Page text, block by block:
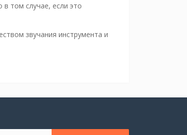
в том случае, если это
звучания инструмента и